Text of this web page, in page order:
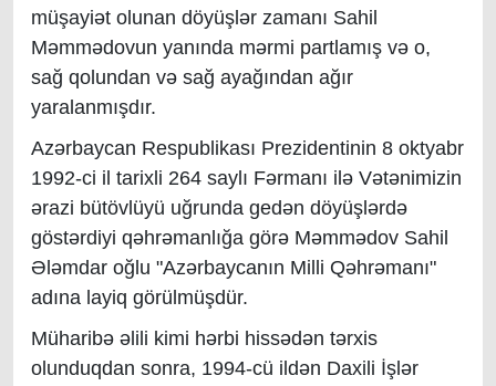
müşayiət olunan döyüşlər zamanı Sahil
Məmmədovun yanında mərmi partlamış və o,
sağ qolundan və sağ ayağından ağır
yaralanmışdır.
Azərbaycan Respublikası Prezidentinin 8 oktyabr
1992-ci il tarixli 264 saylı Fərmanı ilə Vətənimizin
ərazi bütövlüyü uğrunda gedən döyüşlərdə
göstərdiyi qəhrəmanlığa görə Məmmədov Sahil
Ələmdar oğlu "Azərbaycanın Milli Qəhrəmanı"
adına layiq görülmüşdür.
Müharibə əlili kimi hərbi hissədən tərxis
olunduqdan sonra, 1994-cü ildən Daxili İşlər